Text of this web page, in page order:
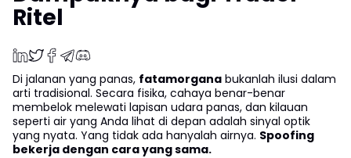
Ritel
Di jalanan yang panas, fatamorgana bukanlah ilusi dalam
arti tradisional. Secara fisika, cahaya benar-benar
membelok melewati lapisan udara panas, dan kilauan
seperti air yang Anda lihat di depan adalah sinyal optik
yang nyata. Yang tidak ada hanyalah airnya. Spoofing
bekerja dengan cara yang sama.